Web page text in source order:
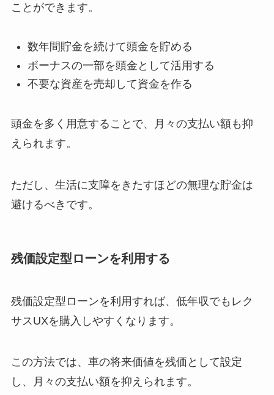
ことができます。
数年間貯金を続けて頭金を貯める
ボーナスの一部を頭金として活用する
不要な資産を売却して資金を作る
頭金を多く用意することで、月々の支払い額も抑
えられます。
ただし、生活に支障をきたすほどの無理な貯金は
避けるべきです。
残価設定型ローンを利用する
残価設定型ローンを利用すれば、低年収でもレク
サスUXを購入しやすくなります。
この方法では、車の将来価値を残価として設定
し、月々の支払い額を抑えられます。